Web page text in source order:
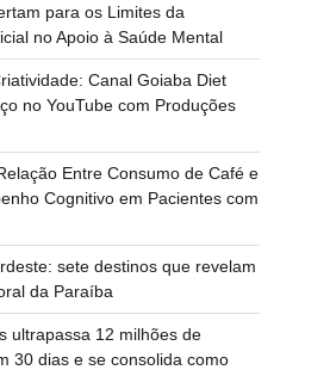
para os Limites da
no Apoio à Saúde Mental
Canal Goiaba Diet
no YouTube com Produções
Entre Consumo de Café e
Cognitivo em Pacientes com
sete destinos que revelam
da Paraíba
ultrapassa 12 milhões de
30 dias e se consolida como